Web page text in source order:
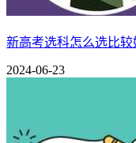
选科决定着未来高考
新高考选科怎么选比较
2024-06-23